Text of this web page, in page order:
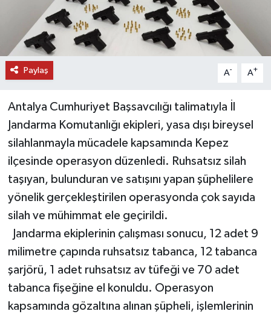
Paylaş A- A+
Antalya Cumhuriyet Başsavcılığı talimatıyla İl
Jandarma Komutanlığı ekipleri, yasa dışı bireysel
silahlanmayla mücadele kapsamında Kepez
ilçesinde operasyon düzenledi. Ruhsatsız silah
taşıyan, bulunduran ve satışını yapan şüphelilere
yönelik gerçekleştirilen operasyonda çok sayıda
silah ve mühimmat ele geçirildi.
Jandarma ekiplerinin çalışması sonucu, 12 adet 9
milimetre çapında ruhsatsız tabanca, 12 tabanca
şarjörü, 1 adet ruhsatsız av tüfeği ve 70 adet
tabanca fişeğine el konuldu. Operasyon
kapsamında gözaltına alınan şüpheli, işlemlerinin
RÖPORTAJ
VİDEO HABERLER
MAGAZİN